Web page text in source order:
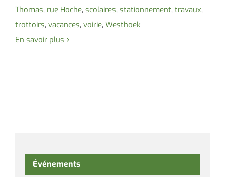
Thomas, rue Hoche, scolaires, stationnement, travaux,
trottoirs, vacances, voirie, Westhoek
En savoir plus
Événements